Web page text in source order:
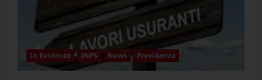
lotte
In Evidenza INPS News Previdenza